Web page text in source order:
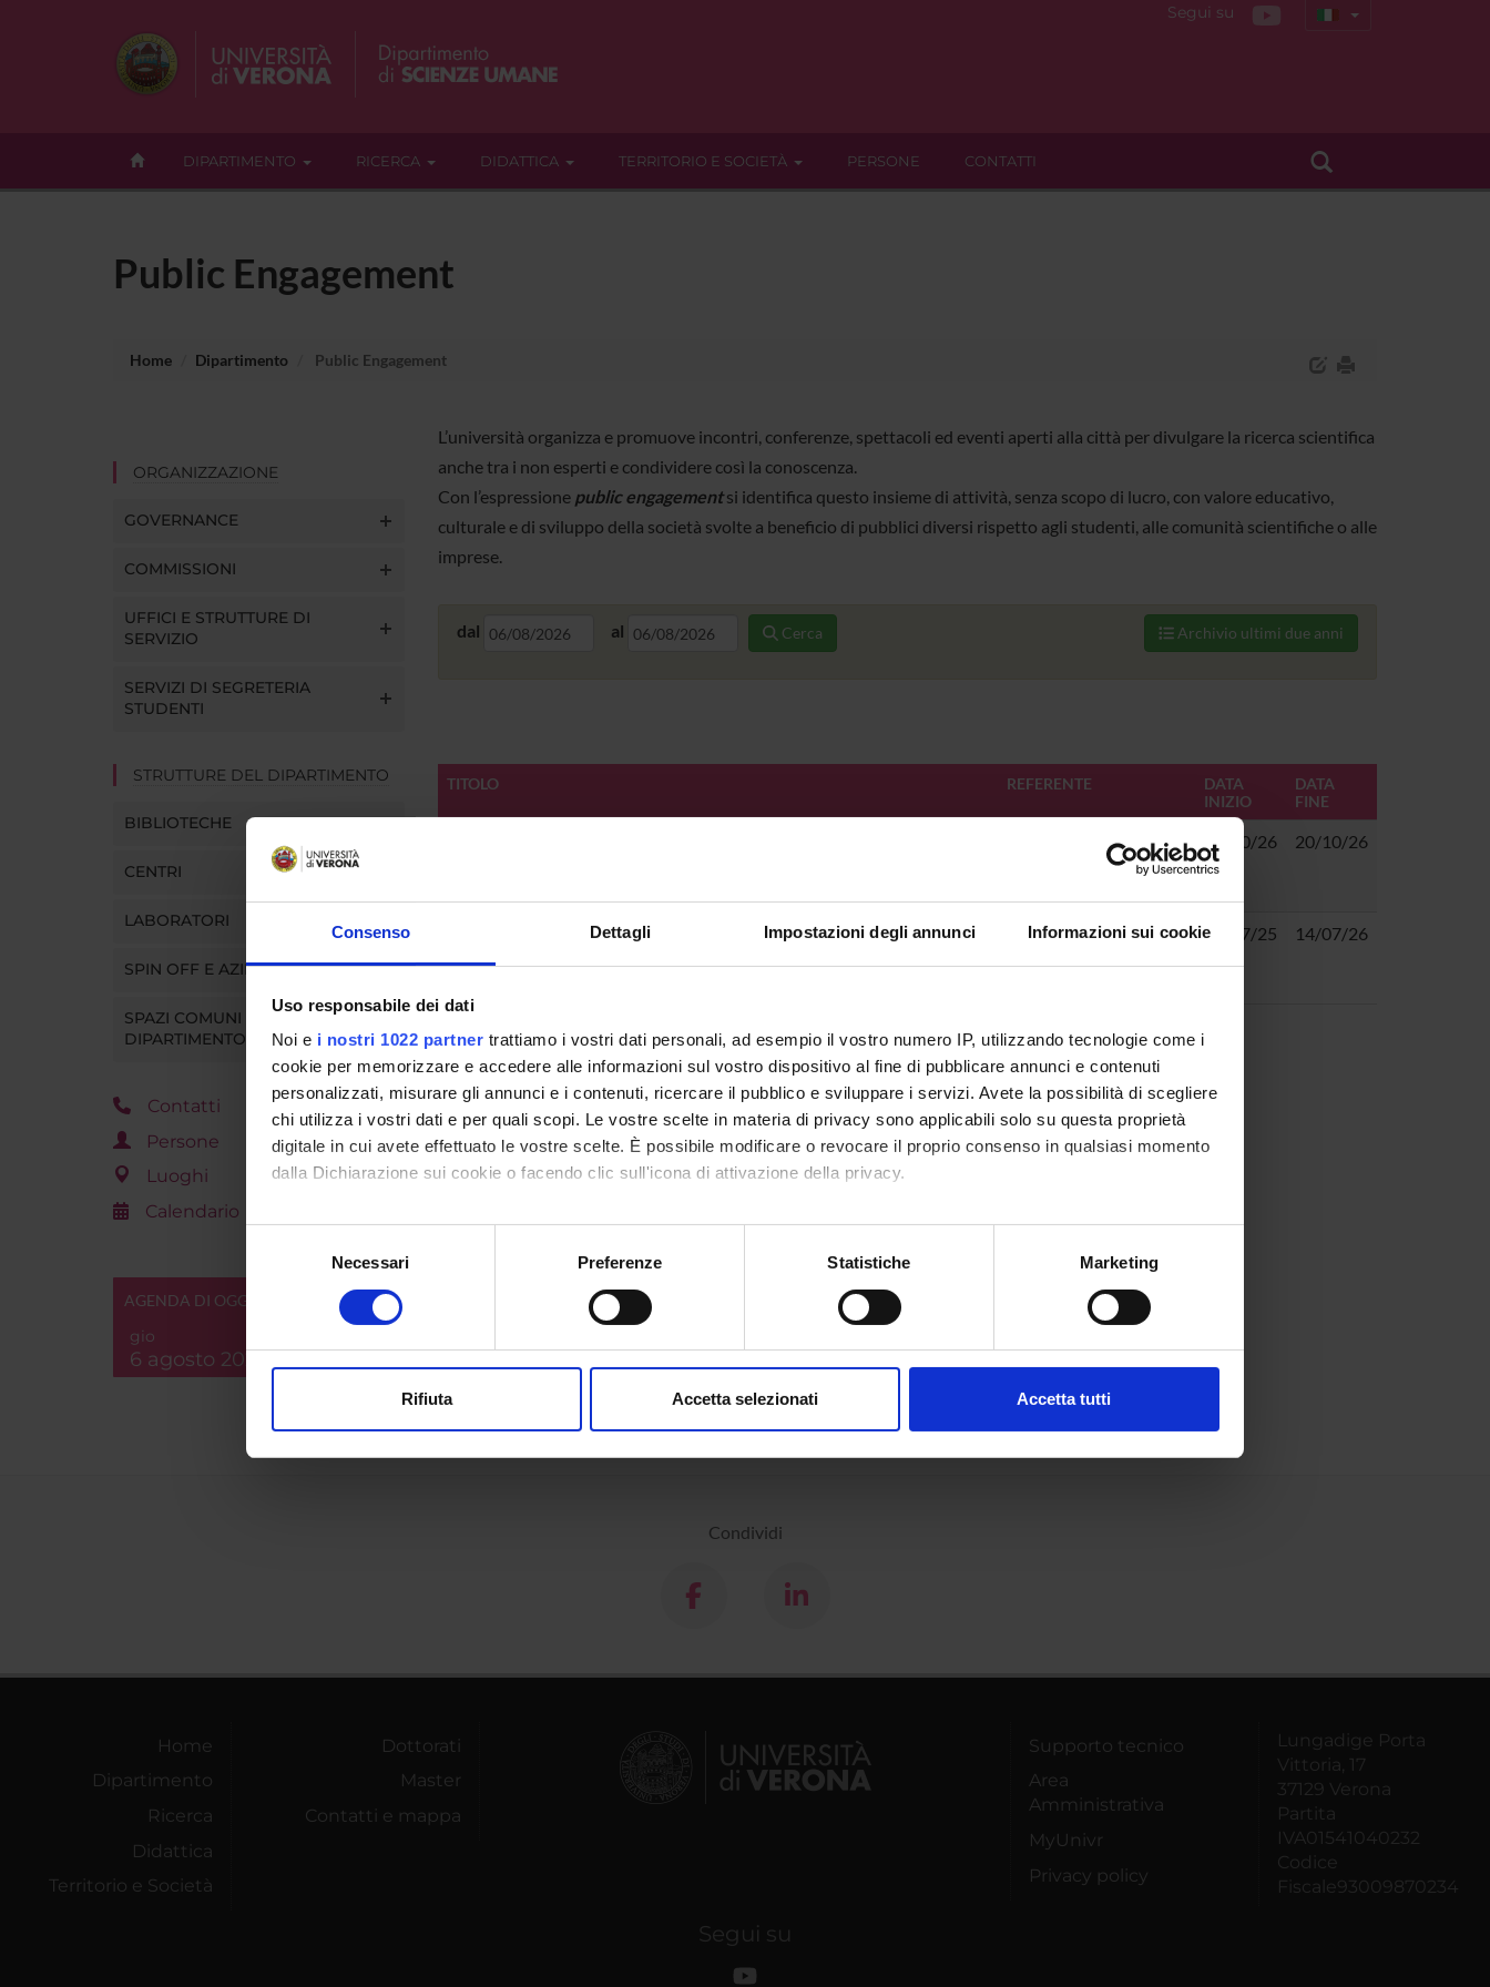
Consenso Dettagli Impostazioni degli annunci Informazioni sui cookie
Uso responsabile dei dati
Noi e i nostri 1022 partner trattiamo i vostri dati personali, ad esempio il vostro numero IP, utilizzando tecnologie come i
cookie per memorizzare e accedere alle informazioni sul vostro dispositivo al fine di pubblicare annunci e contenuti
personalizzati, misurare gli annunci e i contenuti, ricercare il pubblico e sviluppare i servizi. Avete la possibilità di scegliere
chi utilizza i vostri dati e per quali scopi. Le vostre scelte in materia di privacy sono applicabili solo su questa proprietà
digitale in cui avete effettuato le vostre scelte. È possibile modificare o revocare il proprio consenso in qualsiasi momento
dalla Dichiarazione sui cookie o facendo clic sull'icona di attivazione della privacy.
Con il tuo consenso, vorremmo anche:
raccogliere informazioni sulla tua posizione geografica, con un'approssimazione di qualche metro,
digitali).
modificare o ritirare il tuo consenso in qualsiasi momento dalla Dichiarazione sui cookie.
Necessari Preferenze Statistiche Marketing
Rifiuta Accetta selezionati Accetta tutti
Segui su
DIPARTIMENTO RICERCA DIDATTICA TERRITORIO E SOCIETÀ PERSONE CONTATTI
Public Engagement
Home Dipartimento Public Engagement
ORGANIZZAZIONE
GOVERNANCE
COMMISSIONI
UFFICI E STRUTTURE DI
SERVIZIO
SERVIZI DI SEGRETERIA
STUDENTI
STRUTTURE DEL DIPARTIMENTO
BIBLIOTECHE
CENTRI
LABORATORI
SPIN OFF E AZIENDE
SPAZI COMUNI DEL
DIPARTIMENTO
Contatti
Persone
Luoghi
Calendario
AGENDA DI OGGI
gio
6 agosto 2026
L’università organizza e promuove incontri, conferenze, spettacoli ed eventi aperti alla città per divulgare la ricerca scientifica
anche tra i non esperti e condividere così la conoscenza.
Con l’espressione public engagementsi identifica questo insieme di attività, senza scopo di lucro, con valore educativo,
culturale e di sviluppo della società svolte a beneficio di pubblici diversi rispetto agli studenti, alle comunità scientifiche o alle
imprese.
dal al Cerca Archivio ultimi due anni
TITOLO REFERENTE
DATA
INIZIO
DATA
FINE
Margherita Brondino 20/10/26 20/10/26
Sito web del progetto PRIN2022 "U.d.r. - University Dispute
Resolution" – Unità di Verona
Paola Dusi,Alberto
14/07/25 14/07/26
Tot 2 Eventi
Condividi
Home
Dipartimento
Ricerca
Didattica
Territorio e Società
Dottorati
Master
Contatti e mappa
Supporto tecnico
Area
Amministrativa
MyUnivr
Privacy policy
Lungadige Porta
Vittoria, 17
37129 Verona
Partita
IVA01541040232
Codice
Fiscale93009870234
Segui su